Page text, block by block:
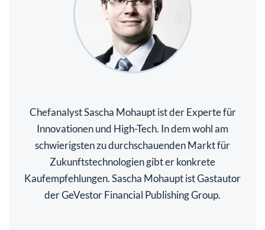
Chefanalyst Sascha Mohaupt ist der Experte für
Innovationen und High-Tech. In dem wohl am
schwierigsten zu durchschauenden Markt für
Zukunftstechnologien gibt er konkrete
Kaufempfehlungen. Sascha Mohaupt ist Gastautor
der GeVestor Financial Publishing Group.